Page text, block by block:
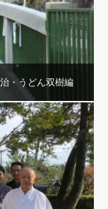
・うどん双樹編